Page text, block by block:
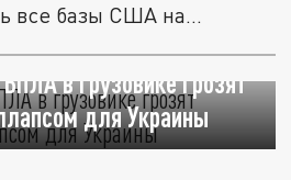
все базы США на...
в грузовике грозят
для Украины